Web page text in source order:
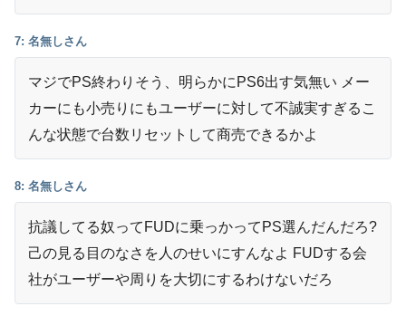
7: 名無しさん
マジでPS終わりそう、明らかにPS6出す気無い メー
カーにも小売りにもユーザーに対して不誠実すぎるこ
んな状態で台数リセットして商売できるかよ
8: 名無しさん
抗議してる奴ってFUDに乗っかってPS選んだんだろ?
己の見る目のなさを人のせいにすんなよ FUDする会
社がユーザーや周りを大切にするわけないだろ